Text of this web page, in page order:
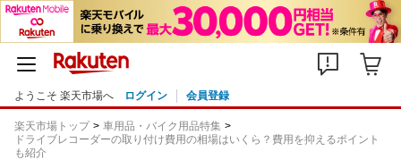
ようこそ 楽天市場へ ログイン 会員登録
楽天市場トップ
車用品・バイク用品特集
ドライブレコーダーの取り付け費用の相場はいくら？費用を抑えるポイント
も紹介